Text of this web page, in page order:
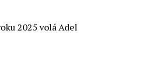
2025 volá Adel